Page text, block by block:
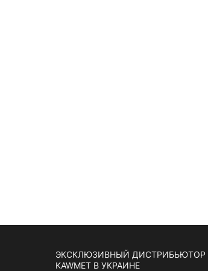
ЭКСКЛЮЗИВНЫЙ ДИСТРИБЬЮТОР
KAWMET В УКРАИНЕ